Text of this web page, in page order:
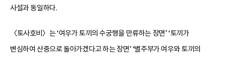
사설과 동일하다.
〈토사호비〉는 ‘여우가 토끼의 수궁행을 만류하는 장면’ ‘토끼가
변심하여 산중으로 돌아가겠다고 하는 장면’ ‘별주부가 여우와 토끼의